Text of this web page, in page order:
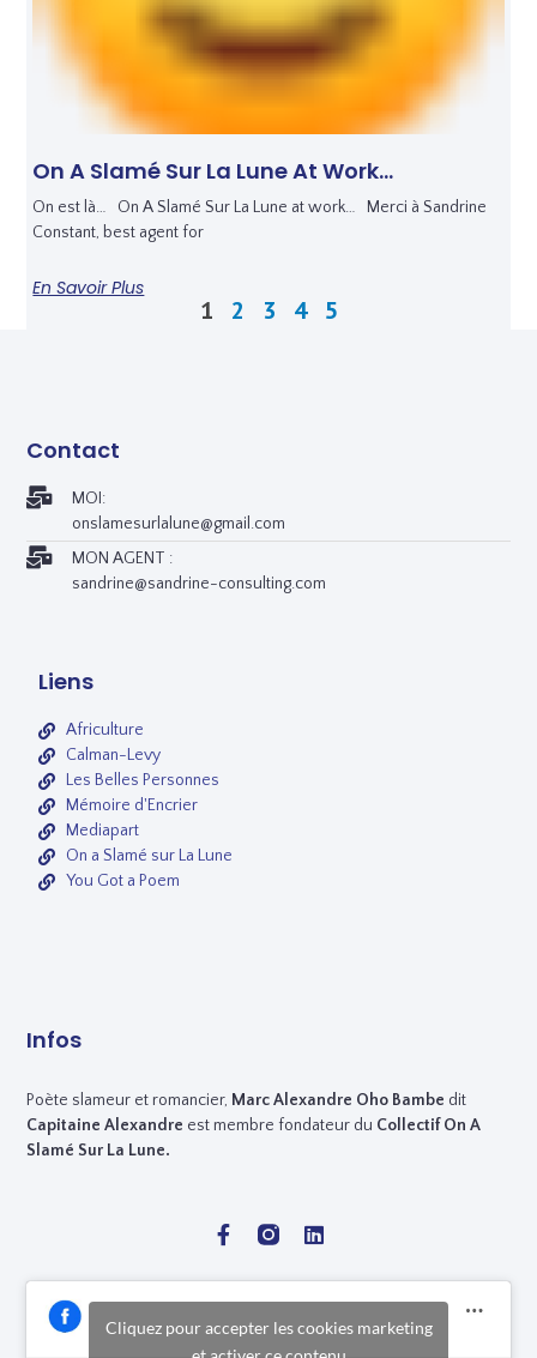
On A Slamé Sur La Lune At Work…
On est là… On A Slamé Sur La Lune at work… Merci à Sandrine
Constant, best agent for
En Savoir Plus
1 2 3 4 5
Infos
Poète slameur et romancier, Marc Alexandre Oho Bambe dit
Capitaine Alexandre est membre fondateur du Collectif On A
Slamé Sur La Lune.
Cliquez pour accepter les cookies marketing
Liens
Africulture
Calman-Levy
Les Belles Personnes
Mémoire d'Encrier
Mediapart
On a Slamé sur La Lune
You Got a Poem
Contact
MOI:
onslamesurlalune@gmail.com
MON AGENT :
sandrine@sandrine-consulting.com